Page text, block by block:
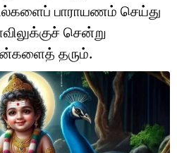
பாராயணம் செய்து
சென்று
தரும்.